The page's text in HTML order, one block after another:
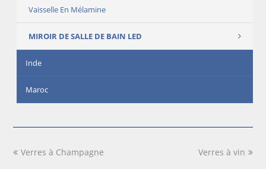
Vaisselle En Mélamine
MIROIR DE SALLE DE BAIN LED
Inde
Maroc
previous
Verres à Champagne
next
Verres à vin